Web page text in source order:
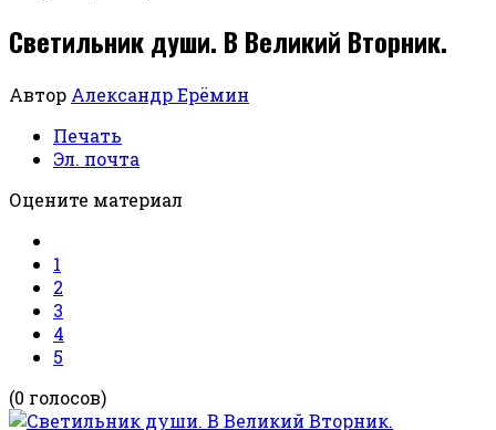
Светильник души. В Великий Вторник.
Автор Александр Ерёмин
Печать
Эл. почта
Оцените материал
1
2
3
4
5
(0 голосов)